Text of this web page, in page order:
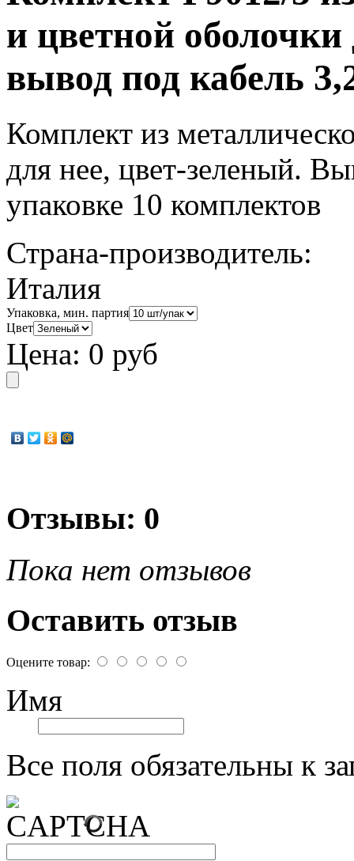
и цветной
вывод под кабель
Комплект из
для нее, цвет-зеленый.
упаковке 10 комплектов
Страна-производитель:
Италия
Упаковка, мин. партия
Цвет
Цена: 0 руб
Отзывы: 0
Пока нет отзывов
Оставить отзыв
Оцените товар:
Имя
Все поля обязательны к